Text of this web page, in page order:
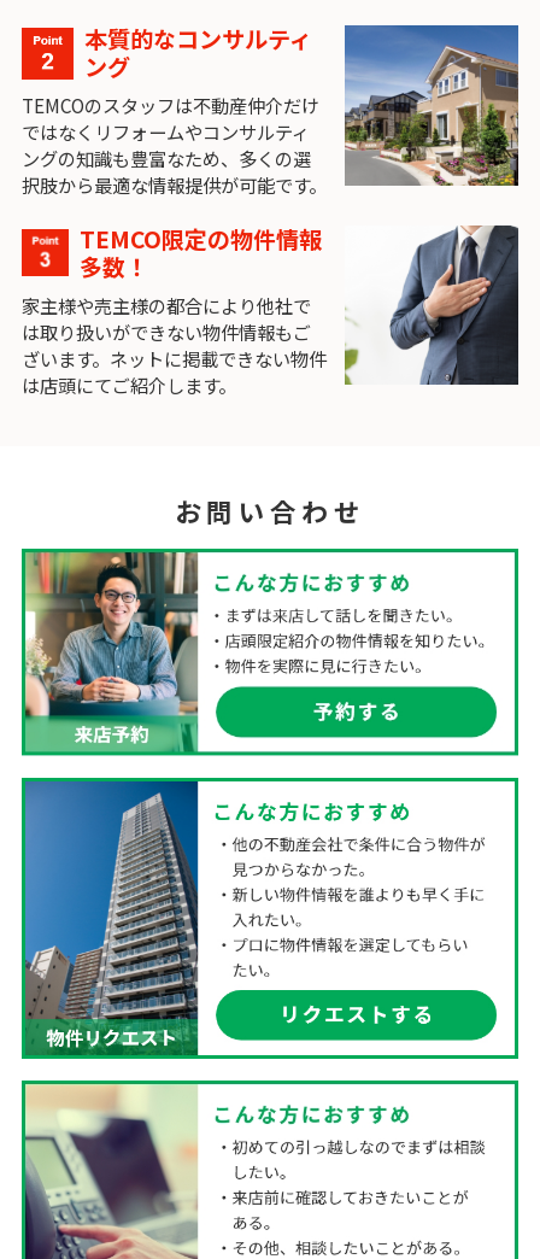
本質的なコンサルティ
ング
TEMCOのスタッフは不動産仲介だけ
ではなくリフォームやコンサルティ
ングの知識も豊富なため、多くの選
択肢から最適な情報提供が可能です。
TEMCO限定の物件情報
多数！
家主様や売主様の都合により他社で
は取り扱いができない物件情報もご
ざいます。ネットに掲載できない物件
は店頭にてご紹介します。
お問い合わせ